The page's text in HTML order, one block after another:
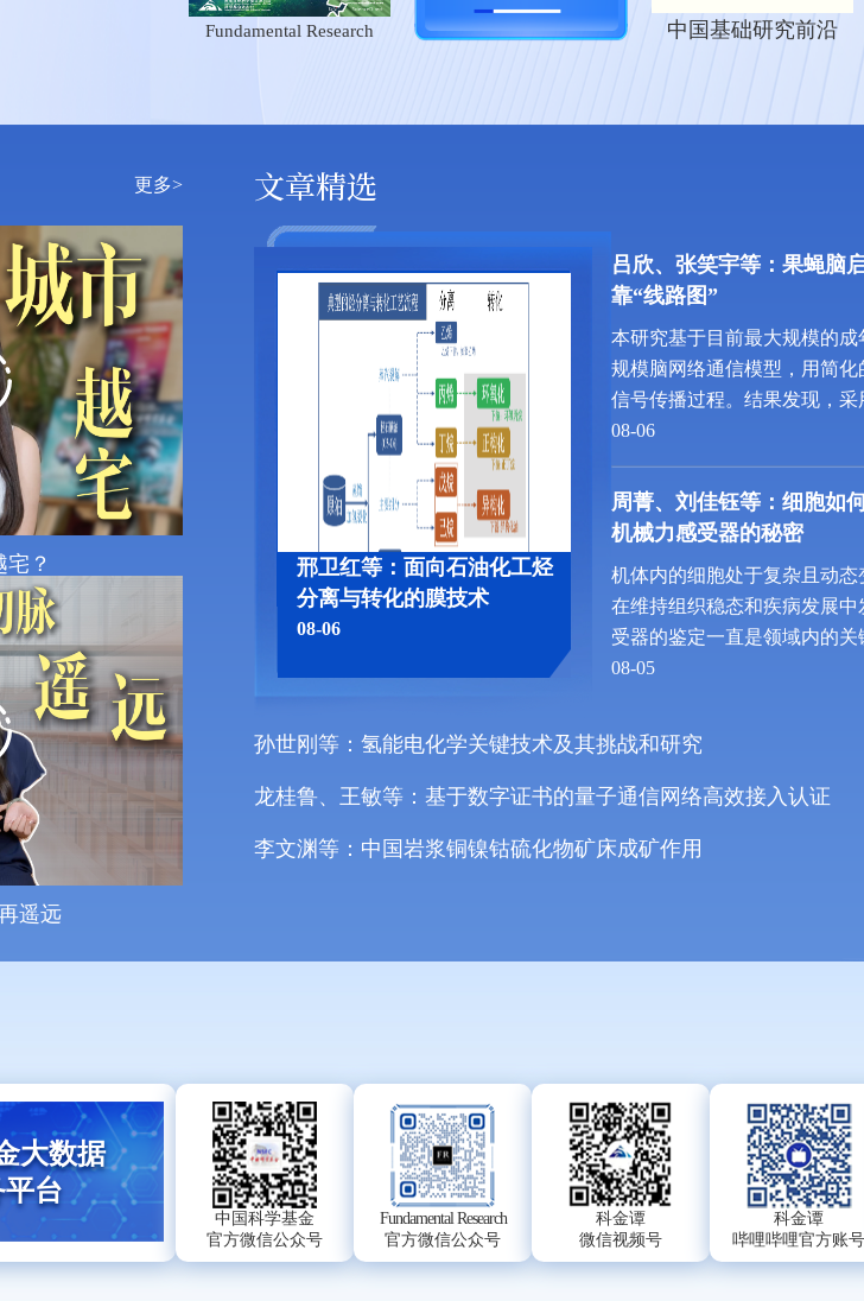
Fundamental Research 中国基础研究前沿
更多>
？
遥远
文章精选
邢卫红等：面向石油化工烃
分离与转化的膜技术
08-06
吕欣、张笑宇等：果蝇脑
靠“线路图”
本研究基于目前最大规模的
规模脑网络通信模型，用简
信号传播过程。结果发现，
网络结构，就能产生与实际
果蝇大脑的功能并不只取决
络拓扑结构是塑造脑功能的
08-06
周菁、刘佳钰等：细胞如
机械力感受器的秘密
机体内的细胞处于复杂且动
在维持组织稳态和疾病发展
受器的鉴定一直是领域内的
道的细胞膜上的力学感受器
径。该综述提供了对DDR1力
信号转导途径开发新药物、
08-05
孙世刚等：氢能电化学关键技术及其挑战和研究
龙桂鲁、王敏等：基于数字证书的量子通信网络高效接入认证
李文渊等：中国岩浆铜镍钴硫化物矿床成矿作用
大数据
台
中国科学基金
官方微信公众号
Fundamental Research
官方微信公众号
科金谭
微信视频号
科金谭
哔哩哔哩官方账号